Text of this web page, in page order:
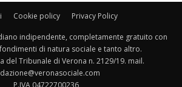
Cookie policy Privacy Policy
indipendente, completamente gratuito con
di natura sociale e tanto altro.
del Tribunale di Verona n. 2129/19. mail.
P.IVA 04722700236